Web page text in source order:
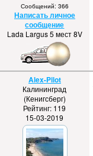
Сообщений: 366
Написать личное
сообщение
Lada Largus 5 мест 8V
Alex-Pilot
Калининград
(Кенигсберг)
Рейтинг: 119
15-03-2019